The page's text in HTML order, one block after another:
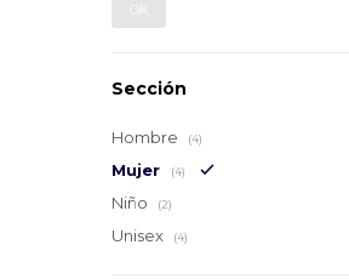
OK
Sección
Hombre (4)
Mujer (4)
Niño (2)
Unisex (4)